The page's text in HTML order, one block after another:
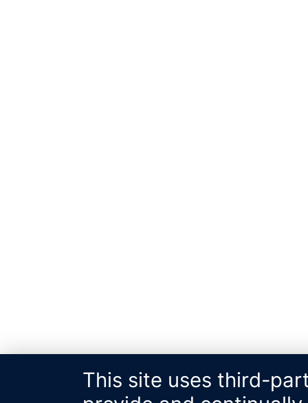
This site uses third-